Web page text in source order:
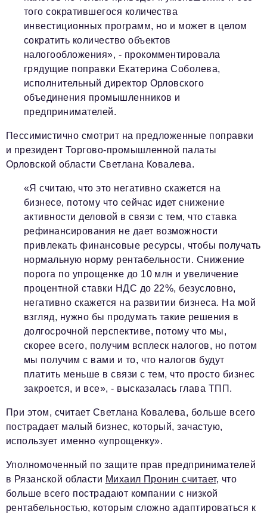
того сократившегося количества
инвестиционных программ, но и может в целом
сократить количество объектов
налогообложения», - прокомментировала
грядущие поправки Екатерина Соболева,
исполнительный директор Орловского
объединения промышленников и
предпринимателей.
Пессимистично смотрит на предложенные поправки
и президент Торгово-промышленной палаты
Орловской области Светлана Ковалева.
«Я считаю, что это негативно скажется на
бизнесе, потому что сейчас идет снижение
активности деловой в связи с тем, что ставка
рефинансирования не дает возможности
привлекать финансовые ресурсы, чтобы получать
нормальную норму рентабельности. Снижение
порога по упрощенке до 10 млн и увеличение
процентной ставки НДС до 22%, безусловно,
негативно скажется на развитии бизнеса. На мой
взгляд, нужно бы продумать такие решения в
долгосрочной перспективе, потому что мы,
скорее всего, получим всплеск налогов, но потом
мы получим с вами и то, что налогов будут
платить меньше в связи с тем, что просто бизнес
закроется, и все», - высказалась глава ТПП.
При этом, считает Светлана Ковалева, больше всего
пострадает малый бизнес, который, зачастую,
использует именно «упрощенку».
Уполномоченный по защите прав предпринимателей
в Рязанской области Михаил Пронин считает, что
больше всего пострадают компании с низкой
рентабельностью, которым сложно адаптироваться к